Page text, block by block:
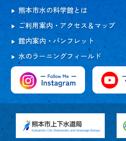
熊本市水の科学館とは
ご利用案内・アクセス＆マップ
館内案内・パンフレット
水のラーニングフィールド